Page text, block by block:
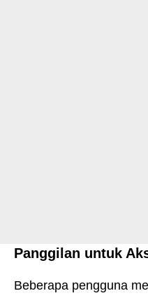
Panggilan untuk
Beberapa pengguna